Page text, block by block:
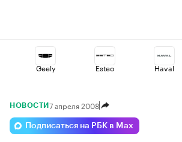
Geely Esteo Haval
Volga Lada
НОВОСТИ 7 апреля 2008
Подписаться на РБК в Max